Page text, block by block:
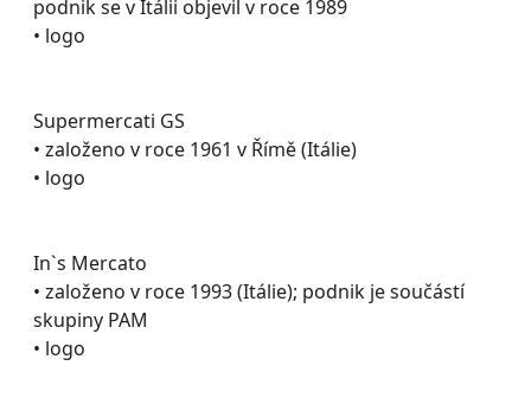
podnik se v Itálii objevil v roce 1989
• logo
Supermercati GS
• založeno v roce 1961 v Římě (Itálie)
• logo
In`s Mercato
• založeno v roce 1993 (Itálie); podnik je součástí
skupiny PAM
• logo